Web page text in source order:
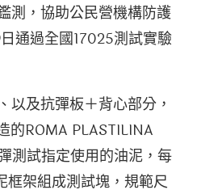
測，協助公民營機構防護
通過全國17025測試實驗
以及抗彈板＋背心部分，
的ROMA PLASTILINA
測試指定使用的油泥，每
架組成測試塊，規範尺